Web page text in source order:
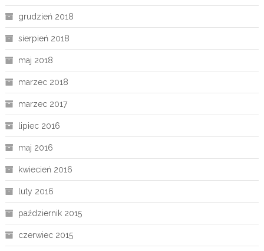
grudzień 2018
sierpień 2018
maj 2018
marzec 2018
marzec 2017
lipiec 2016
maj 2016
kwiecień 2016
luty 2016
październik 2015
czerwiec 2015